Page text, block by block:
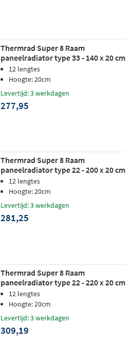
Thermrad Super 8 Raam
paneelradiator type 33 - 140 x 20 cm
(L x H)
12 lengtes
Hoogte: 20cm
Levertijd: 3 werkdagen
277,95
Thermrad Super 8 Raam
paneelradiator type 22 - 200 x 20 cm
(L x H)
12 lengtes
Hoogte: 20cm
Levertijd: 3 werkdagen
281,25
Thermrad Super 8 Raam
paneelradiator type 22 - 220 x 20 cm
(L x H)
12 lengtes
Hoogte: 20cm
Levertijd: 3 werkdagen
309,19